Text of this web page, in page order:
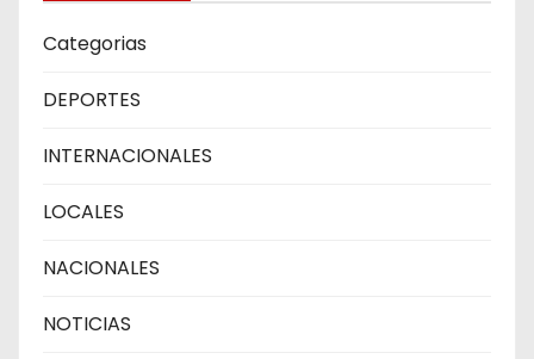
Categorias
DEPORTES
INTERNACIONALES
LOCALES
NACIONALES
NOTICIAS